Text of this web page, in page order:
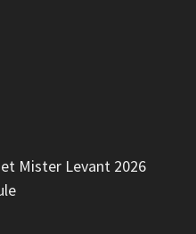
Mister Levant 2026